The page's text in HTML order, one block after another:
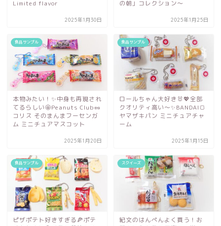
Limited flavor
2025年1月30日
の朝」コレクション～
2025年1月25日
食品サンプル
本物みたい！✨中身も再現され
てるらしい🤩Peanuts Club🥜
コリス そのまんまフーセンガ
ム ミニチュアマスコット
2025年1月20日
食品サンプル
ロールちゃん大好き🐰💖全部
クオリティ高い～✨BANDAI🍞
ヤマザキパン ミニチュアチャ
ーム
2025年1月15日
食品サンプル
ピザポテト好きすぎる🍕ポテ
スクイーズ
紀文のはんぺんよく買う！お